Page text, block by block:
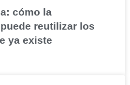
cómo la
reutilizar los
ya existe